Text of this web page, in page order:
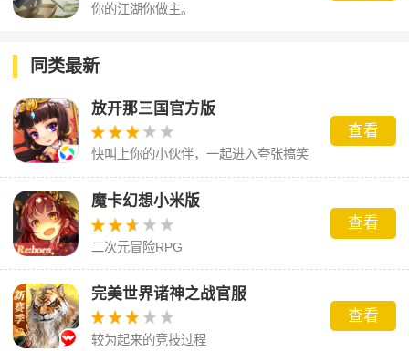
你的江湖你做主。
同类最新
放开那三国官方版
快叫上你的小伙伴，一起进入夸张搞笑
的三国世界吧！
查看
魔卡幻想小米版
二次元冒险RPG
查看
完美世界诸神之战官服
较为起来的竞技过程
查看